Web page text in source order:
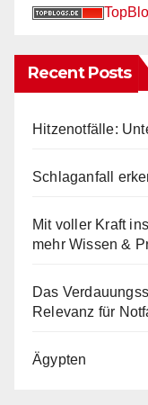
Recent Posts
Hitzenotfälle:
Schlaganfall
Mit voller Kraft
mehr Wissen &
Das
Relevanz für
Ägypten